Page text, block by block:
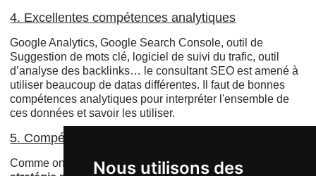
Nous utilisons des
4. Excellentes compétences analytiques
Google Analytics, Google Search Console, outil de
Suggestion de mots clé, logiciel de suivi du trafic, outil
d’analyse des backlinks… le consultant SEO est amené à
utiliser beaucoup de datas différentes. Il faut de bonnes
compétences analytiques pour interpréter l'ensemble de
ces données et savoir les utiliser.
5. Compétences et qualités en relations humaines.
Comme on le verra un peu plus loin, leconsultant en